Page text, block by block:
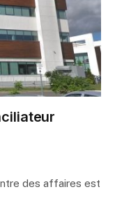
des affaires est